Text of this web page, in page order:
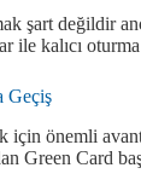
şart değildir
ile kalıcı
Geçiş
için önemli
Green Card